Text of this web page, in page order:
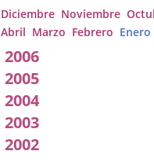
Diciembre Noviembre
Abril Marzo Febrero Enero
2006
2005
2004
2003
2002